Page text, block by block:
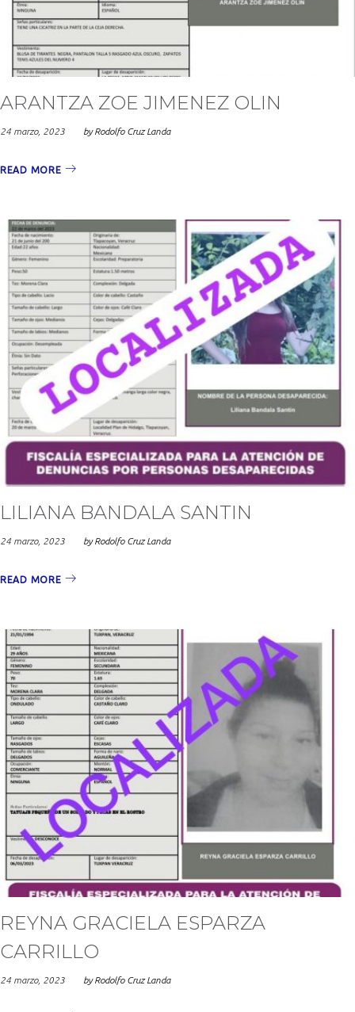
ARANTZA ZOE JIMENEZ OLIN
24 marzo, 2023 byRodolfo Cruz Landa
READ MORE
LILIANA BANDALA SANTIN
24 marzo, 2023 byRodolfo Cruz Landa
READ MORE
REYNA GRACIELA ESPARZA
CARRILLO
24 marzo, 2023 byRodolfo Cruz Landa